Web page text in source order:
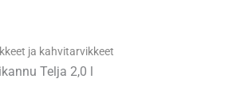
ja kahvitarvikkeet
Telja 2,0 l